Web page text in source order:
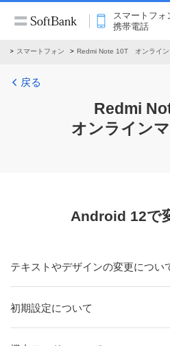
スマートフォ
携帯電話
スマートフォン Redmi Note 10T オンライン
戻る
Redmi
オンライン
Android 12で
テキストやデザインの変更につい
初期設定について